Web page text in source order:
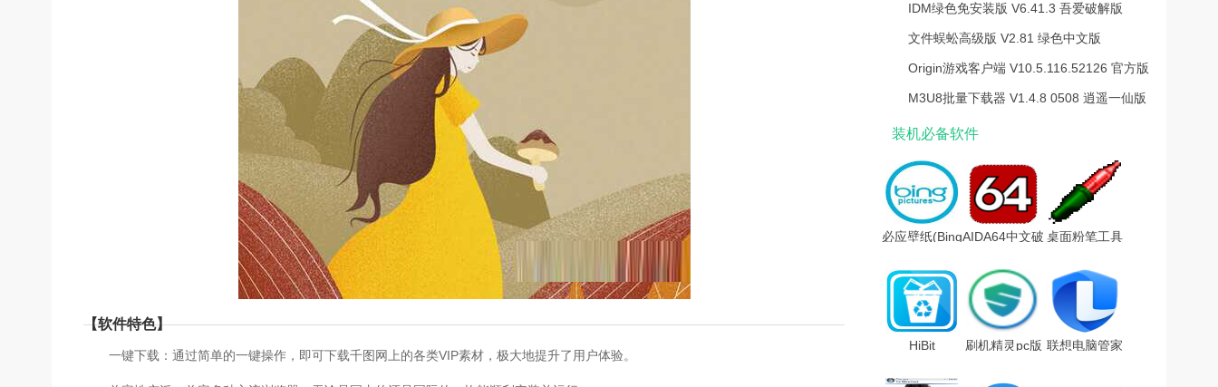
【软件特色】
一键下载：通过简单的一键操作，即可下载千图网上的各类VIP素材，极大地提升了用户体验。
IDM绿色免安装版 V6.41.3 吾爱破解版
文件蜈蚣高级版 V2.81 绿色中文版
Origin游戏客户端 V10.5.116.52126 官方版
M3U8批量下载器 V1.4.8 0508 逍遥一仙版
装机必备软件
必应壁纸(Bing
色版
AIDA64中文破
及使用说明)
桌面粉笔工具
HiBit
刷机精灵pc版 联想电脑管家